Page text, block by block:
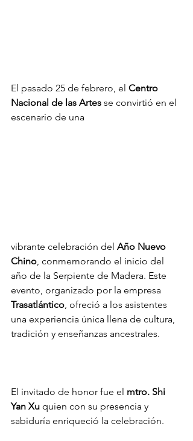
El pasado 25 de febrero, el Centro
Nacional de las Artes se convirtió en el
escenario de una
vibrante celebración del Año Nuevo
Chino , conmemorando el inicio del
año de la Serpiente de Madera. Este
evento, organizado por la empresa
Trasatlántico , ofreció a los asistentes
una experiencia única llena de cultura,
tradición y enseñanzas ancestrales.
El invitado de honor fue el mtro. Shi
Yan Xu quien con su presencia y
sabiduría enriqueció la celebración.